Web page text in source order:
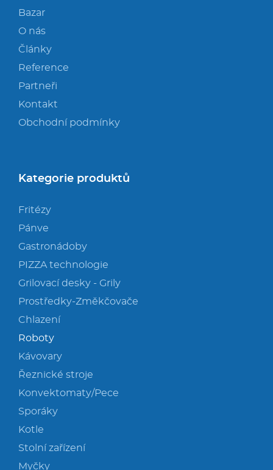
Bazar
O nás
Články
Reference
Partneři
Kontakt
Obchodní podmínky
Kategorie produktů
Fritézy
Pánve
Gastronádoby
PIZZA technologie
Grilovací desky - Grily
Prostředky-Změkčovače
Chlazení
Roboty
Kávovary
Řeznické stroje
Konvektomaty/Pece
Sporáky
Kotle
Stolní zařízení
Myčky